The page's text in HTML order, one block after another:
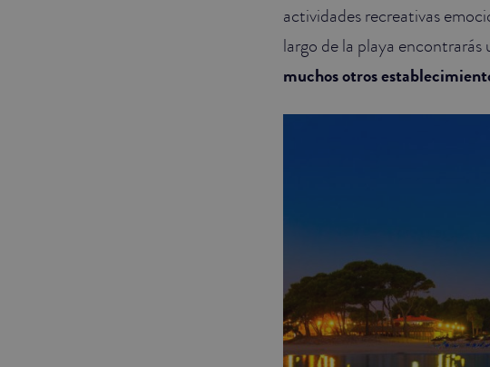
actividades recreativas
largo de la playa
muchos otros